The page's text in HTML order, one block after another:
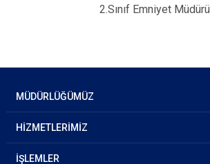
2.Sınıf Emniyet Müdürü
MÜDÜRLÜĞÜMÜZ
HİZMETLERİMİZ
İŞLEMLER